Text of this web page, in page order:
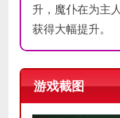
升，魔仆在为主
获得大幅提升。
游戏截图